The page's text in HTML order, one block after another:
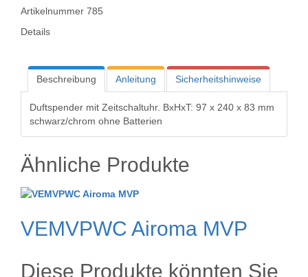
Artikelnummer 785
Details
Beschreibung Anleitung Sicherheitshinweise
Duftspender mit Zeitschaltuhr. BxHxT: 97 x 240 x 83 mm
schwarz/chrom ohne Batterien
Ähnliche Produkte
VEMVPWC Airoma MVP
Diese Produkte könnten Sie